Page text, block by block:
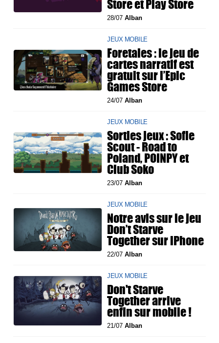
Store et Play Store
28/07Alban
JEUX MOBILE
Foretales : le jeu de
cartes narratif est
gratuit sur l’Epic
Games Store
24/07Alban
JEUX MOBILE
Sorties jeux : Sofie
Scout - Road to
Poland, POINPY et
Club Soko
23/07Alban
JEUX MOBILE
Notre avis sur le jeu
Don’t Starve
Together sur iPhone
22/07Alban
JEUX MOBILE
Don't Starve
Together arrive
enfin sur mobile !
21/07Alban